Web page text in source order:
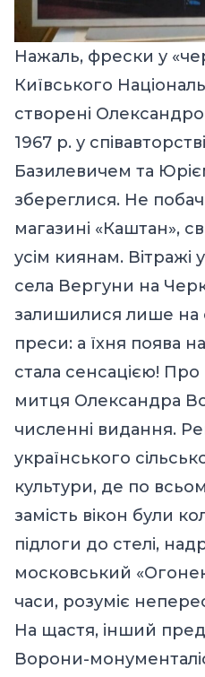
Нажаль, фрески у
Київського
створені
1967 р. у
Базилевичем та
збереглися. Не
магазині «Каштан»,
усім киянам. Вітражі
села Вергуни на
залишилися лише на
преси: а їхня поява
стала сенсацією!
митця Олександра
численні видання.
українського
культури, де по
замість вікон були
підлоги до стелі,
московський
часи, розуміє
На щастя, інший
Ворони-